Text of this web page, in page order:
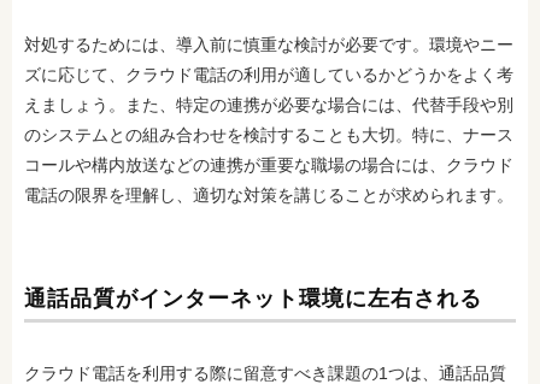
対処するためには、導入前に慎重な検討が必要です。環境やニー
ズに応じて、クラウド電話の利用が適しているかどうかをよく考
えましょう。また、特定の連携が必要な場合には、代替手段や別
のシステムとの組み合わせを検討することも大切。特に、ナース
コールや構内放送などの連携が重要な職場の場合には、クラウド
電話の限界を理解し、適切な対策を講じることが求められます。
通話品質がインターネット環境に左右される
クラウド電話を利用する際に留意すべき課題の1つは、通話品質